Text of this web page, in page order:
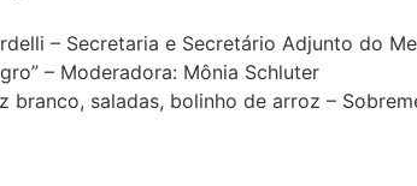
– Secretaria e Secretário Adjunto do
– Moderadora: Mônia Schluter
saladas, bolinho de arroz –